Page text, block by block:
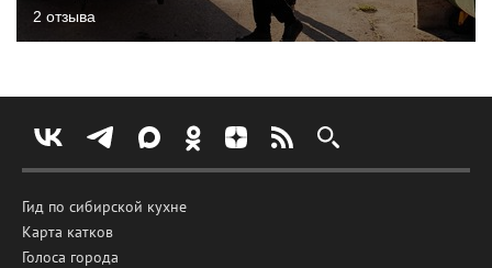
2 отзыва
Гид по сибирской кухне
Карта катков
Голоса города